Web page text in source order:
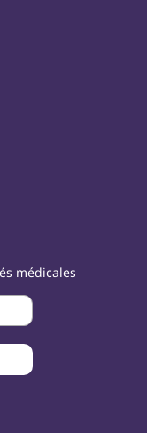
médicales